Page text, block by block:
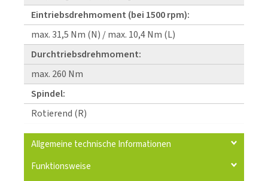
Eintriebsdrehmoment (bei 1500 rpm):
max. 31,5 Nm (N) / max. 10,4 Nm (L)
Durchtriebsdrehmoment:
max. 260 Nm
Spindel:
Rotierend (R)
Allgemeine technische Informationen
Funktionsweise